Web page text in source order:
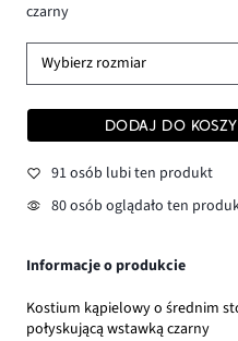
czarny
Wybierz rozmiar
DODAJ DO
91 osób lubi ten produkt
80 osób oglądało ten
Informacje o produkcie
Kostium kąpielowy o średnim
połyskującą wstawką czarny